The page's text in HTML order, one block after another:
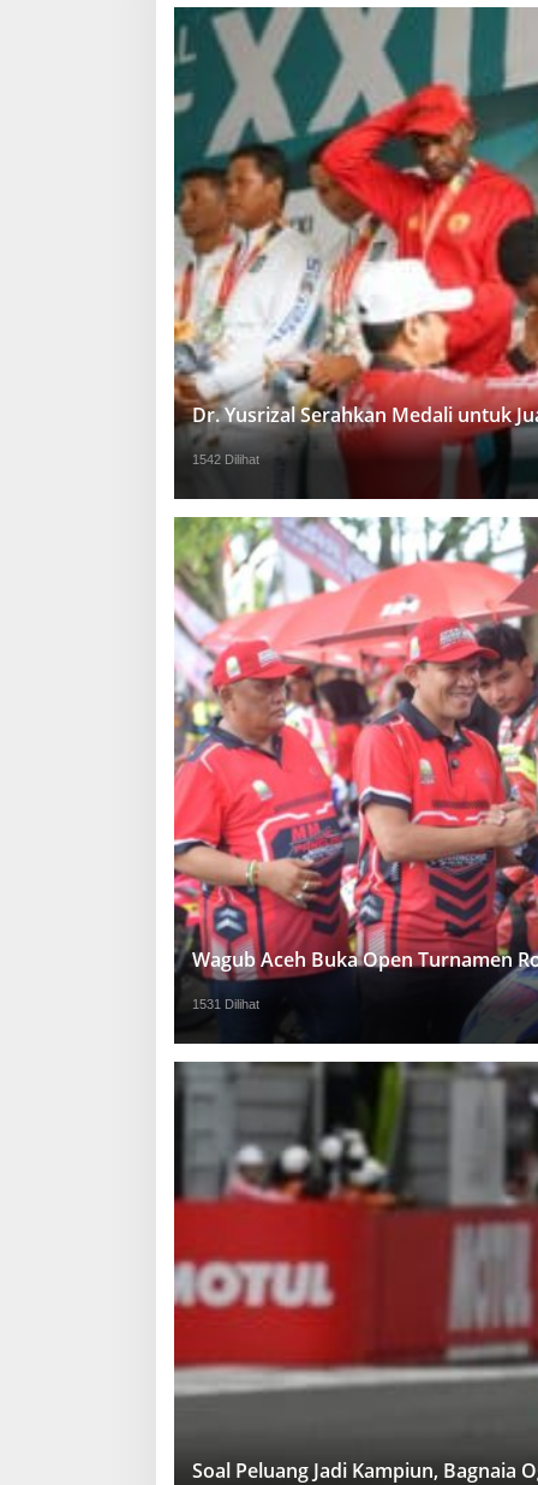
Dr. Yusrizal Serahkan Medali untuk
1542 Dilihat
Wagub Aceh Buka Open Turnamen
1531 Dilihat
Soal Peluang Jadi Kampiun, Bagnaia